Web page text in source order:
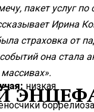
пакет услуг
Ирина
страховка от
она
низкая